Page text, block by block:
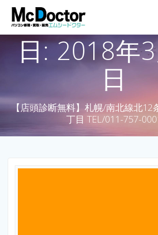
日:2018年
日
【店頭診断無料】札幌/南北線北12
丁目 TEL/011-757-